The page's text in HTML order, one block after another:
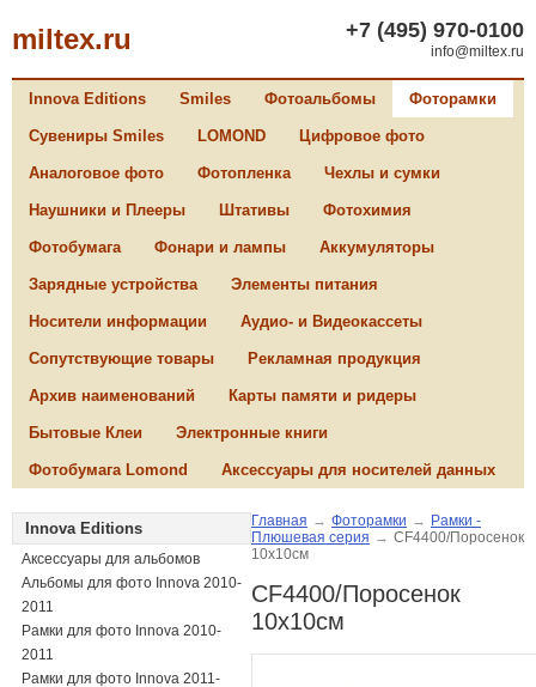
miltex.ru +7 (495) 970-0100
info@miltex.ru
Innova Editions Smiles Фотоальбомы Фоторамки
Сувениры Smiles LOMOND Цифровое фото
Аналоговое фото Фотопленка Чехлы и сумки
Наушники и Плееры Штативы Фотохимия
Фотобумага Фонари и лампы Аккумуляторы
Зарядные устройства Элементы питания
Носители информации Аудио- и Видеокассеты
Сопутствующие товары Рекламная продукция
Архив наименований Карты памяти и ридеры
Бытовые Клеи Электронные книги
Фотобумага Lomond Аксессуары для носителей данных
Innova Editions
Аксессуары для альбомов
Альбомы для фото Innova 2010-
2011
Рамки для фото Innova 2010-
2011
Рамки для фото Innova 2011-
Главная → Фоторамки → Рамки -
Плюшевая серия → CF4400/Поросенок
10х10см
CF4400/Поросенок
10х10см